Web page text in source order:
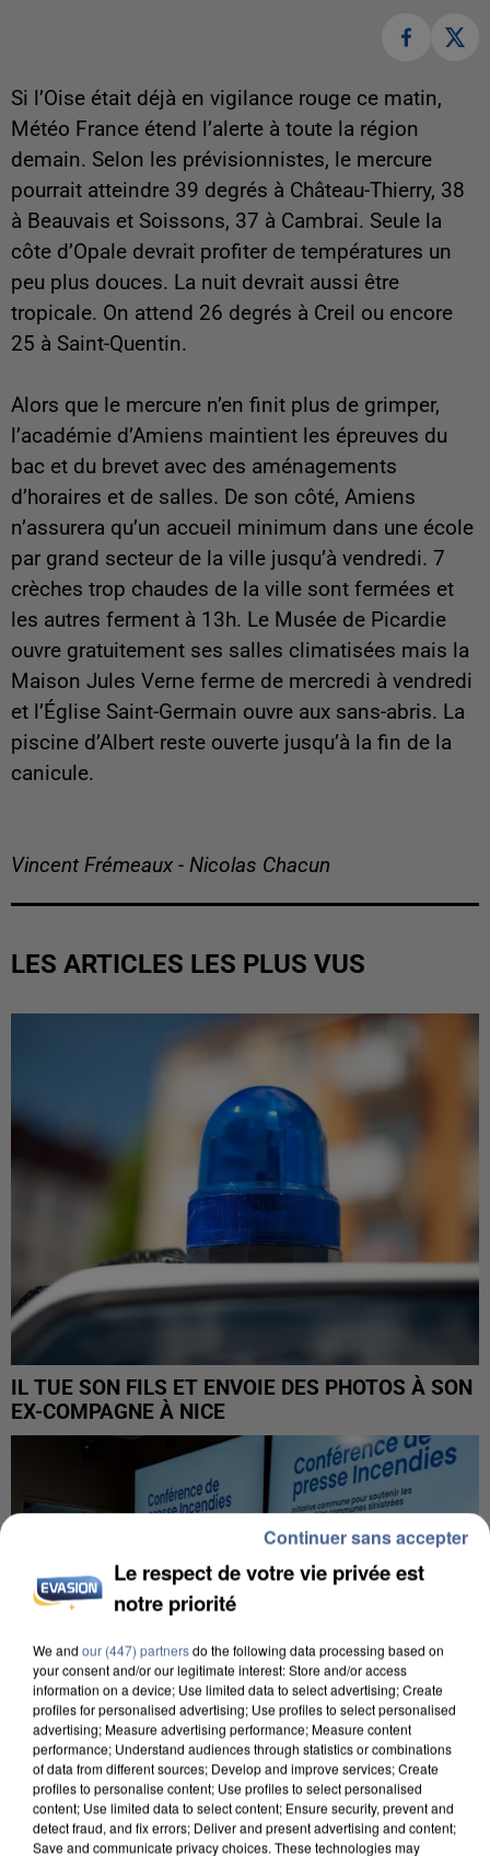
Si l’Oise était déjà en vigilance rouge ce matin,
Météo France étend l’alerte à toute la région
demain. Selon les prévisionnistes, le mercure
pourrait atteindre 39 degrés à Château-Thierry, 38
à Beauvais et Soissons, 37 à Cambrai. Seule la
côte d’Opale devrait profiter de températures un
peu plus douces. La nuit devrait aussi être
tropicale. On attend 26 degrés à Creil ou encore
25 à Saint-Quentin.
Alors que le mercure n’en finit plus de grimper,
l’académie d’Amiens maintient les épreuves du
bac et du brevet avec des aménagements
d’horaires et de salles. De son côté, Amiens
n’assurera qu’un accueil minimum dans une école
par grand secteur de la ville jusqu’à vendredi. 7
crèches trop chaudes de la ville sont fermées et
les autres ferment à 13h. Le Musée de Picardie
ouvre gratuitement ses salles climatisées mais la
Maison Jules Verne ferme de mercredi à vendredi
et l’Église Saint-Germain ouvre aux sans-abris. La
piscine d’Albert reste ouverte jusqu’à la fin de la
canicule.
Vincent Frémeaux - Nicolas Chacun
LES ARTICLES LES PLUS VUS
IL TUE SON FILS ET ENVOIE DES PHOTOS À SON
EX-COMPAGNE À NICE
INCENDIES : L’ÎLE-DE-FRANCE LANCE UN ÉLAN
DE SOLIDARITÉ AVEC LES...
Le respect de votre vie privée est
notre priorité
We and our (447) partnersdo the following data processing based on
your consent and/or our legitimate interest: Store and/or access
information on a device; Use limited data to select advertising; Create
profiles for personalised advertising; Use profiles to select personalised
advertising; Measure advertising performance; Measure content
performance; Understand audiences through statistics or combinations
of data from different sources; Develop and improve services; Create
profiles to personalise content; Use profiles to select personalised
content; Use limited data to select content; Ensure security, prevent and
detect fraud, and fix errors; Deliver and present advertising and content;
Save and communicate privacy choices. These technologies may
Continuer sans accepter